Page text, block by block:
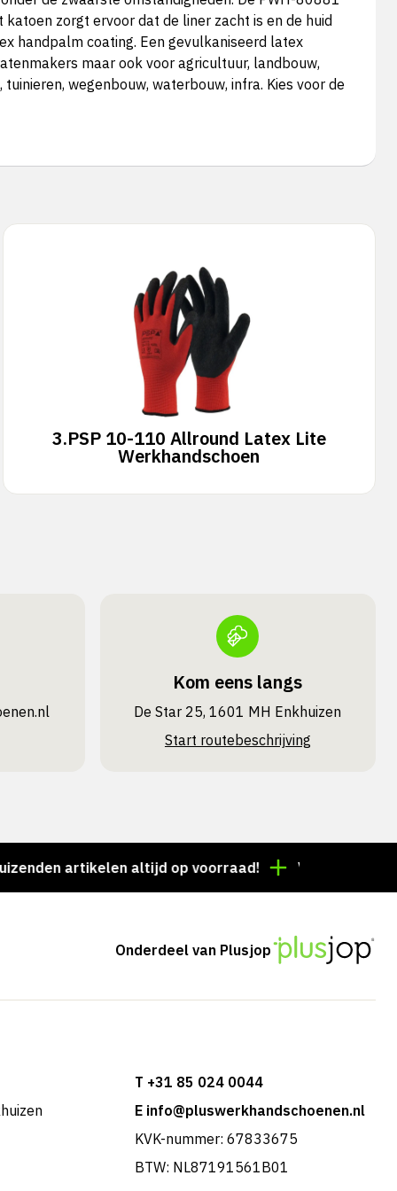
zorgt ervoor dat de liner zacht is en de huid
handpalm coating. Een gevulkaniseerd latex
maar ook voor agricultuur, landbouw,
wegenbouw, waterbouw, infra. Kies voor de
3.PSP 10-110 Allround Latex Lite
Werkhandschoen
Kom eens langs
De Star 25, 1601 MH Enkhuizen
Start routebeschrijving
artikelen altijd op voorraad! Voor 15:00 besteld
Onderdeel van Plusjop
T +31 85 024 0044
E info@pluswerkhandschoenen.nl
KVK-nummer: 67833675
BTW: NL87191561B01